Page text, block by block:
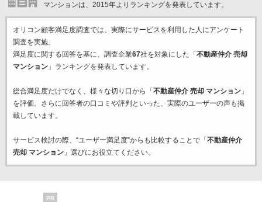
マンションは、2015年よりランキングを発表しています。
オリコン顧客満足度調査では、実際にサービスを利用した 人にアンケート
調査を実施。
満足度に関する回答を基に、調査企業67社を対象にした「 不動産仲介 売却
マンション」ランキングを発表しています。
総合満足度だけでなく、様々な切り口から「 不動産仲介 売却 マンション」
を評価。さらに回答者の口コミや評判といった、実際のユーザーの声も掲
載しています。
サービス検討の際、“ユーザー満足度”からも比較することで「 不動産仲介
売却 マンション」選びにお役立てください。
PR